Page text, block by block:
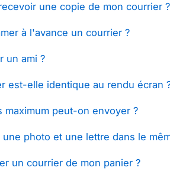
une copie de mon courrier ?
à l'avance un courrier ?
un ami ?
est-elle identique au rendu écran
maximum peut-on envoyer ?
photo et une lettre dans le
un courrier de mon panier ?